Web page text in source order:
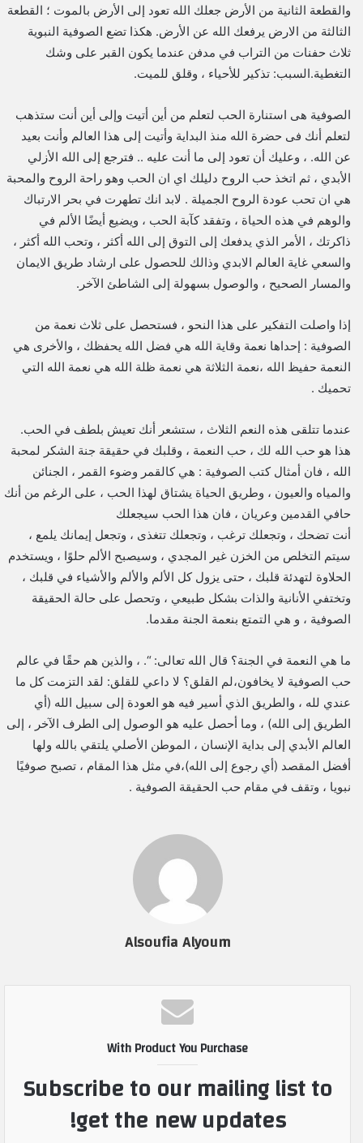
والقطعة الثانية من الأرض جعلك الله تعود إلى الأرض بالموت ؛ القطعة
الثالثة من الارض يرفعك الله عن الأرض. هكذا تضع الصوفية النبوية
ثلاث حفنات من التراب في مدفن عندما يكون القبر على وشك
التغطية.السبب: تذكير للأحياء ، وقلق للميت.
الصوفية هى استنارة الحب لتعلم من أين أتيت وإلى أين أنت ستذهب
لتعلم أنك فى حضرة الله منذ البداية وأتيت إلى هذا العالم وأنت بعيد
عن الله. ، وعليك أن تعود إلى ما أنت عليه .. فترجع إلى الله الأزلي
الأبدي ، ثم اتخذ حب الروح دليلك اي ان الحب وهو راحة الروح والمحبة
هي ان تحب عودة الروح الجميلة . لابد انك تطهرت في بحر الارتباك
والوهم في هذه الحياة ، وتفقد كآبة الحب ، ويضيع أيضًا الألم في
ذاكرتك ، الأمر الذي يدفعك إلى التوق إلى الله أكثر ، وتحب الله أكثر ،
والسعي غاية العالم الابدي وذالك للحصول على ارشاد طريق الايمان
والمسار الصحيح ، والوصول بسهولة إلى الشاطئ الآخر.
إذا واصلت التفكير على هذا النحو ، فستحصل على ثلاث نعمة من
الصوفية : إحداها نعمة وقاية الله هي فضل الله يحفظك ، والأخرى هي
النعمة حفيظ الله ،نعمة الثلاثة هي نعمة ظلة الله هي نعمة الله التي
تحميك .
عندما تتلقى هذه النعم الثلاث ، ستشعر أنك تعيش بلطف في الحب.
هذا هو حب الله لك ، حب النعمة ، وقلبك في حقيقة جنة الشكر لمحبة
الله ، فان أمثال كتب الصوفية : هي كالقمر وضوء القمر ، الجنائن
والمياه والعيون ، وطريق الحياة يشتاق لهذا الحب ، على الرغم من أنك
حافي القدمين وعريان ، فان هذا الحب سيجعلك
أنت تضحك ، وتجعلك ترغب ، وتجعلك تتغذى ، وتجعل إيمانك يلمع ،
سيتم التخلص من الخزن غير المجدي ، وسيصبح الألم حلوًا ، ويستخدم
الحلاوة لتهدئة قلبك ، حتى يزول كل الألم والألم والأشياء في قلبك ،
وتختفي الأنانية والذات بشكل طبيعي ، وتحصل على حالة الحقيقة
الصوفية ، و هي التمتع بنعمة الجنة مقدما.
ما هي النعمة في الجنة؟ قال الله تعالى: “. ، والذين هم حقًا في عالم
حب الصوفية لا يخافون،لم القلق؟ لا داعي للقلق: لقد التزمت كل ما
عندي لله ، والطريق الذي أسير فيه هو العودة إلى سبيل الله (أي
الطريق إلى الله) ، وما أحصل عليه هو الوصول إلى الطرف الآخر ، إلى
العالم الأبدي إلى بداية الإنسان ، الموطن الأصلي يلتقي بالله ولها
أفضل المقصد (أي رجوع إلى الله)،في مثل هذا المقام ، تصبح صوفيًا
نبويا ، وتقف في مقام حب الحقيقة الصوفية .
Alsoufia Alyoum
With Product You Purchase
Subscribe to our mailing list to
get the new updates!